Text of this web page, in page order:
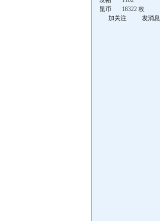
昆币
18322 枚
加关注
发消息